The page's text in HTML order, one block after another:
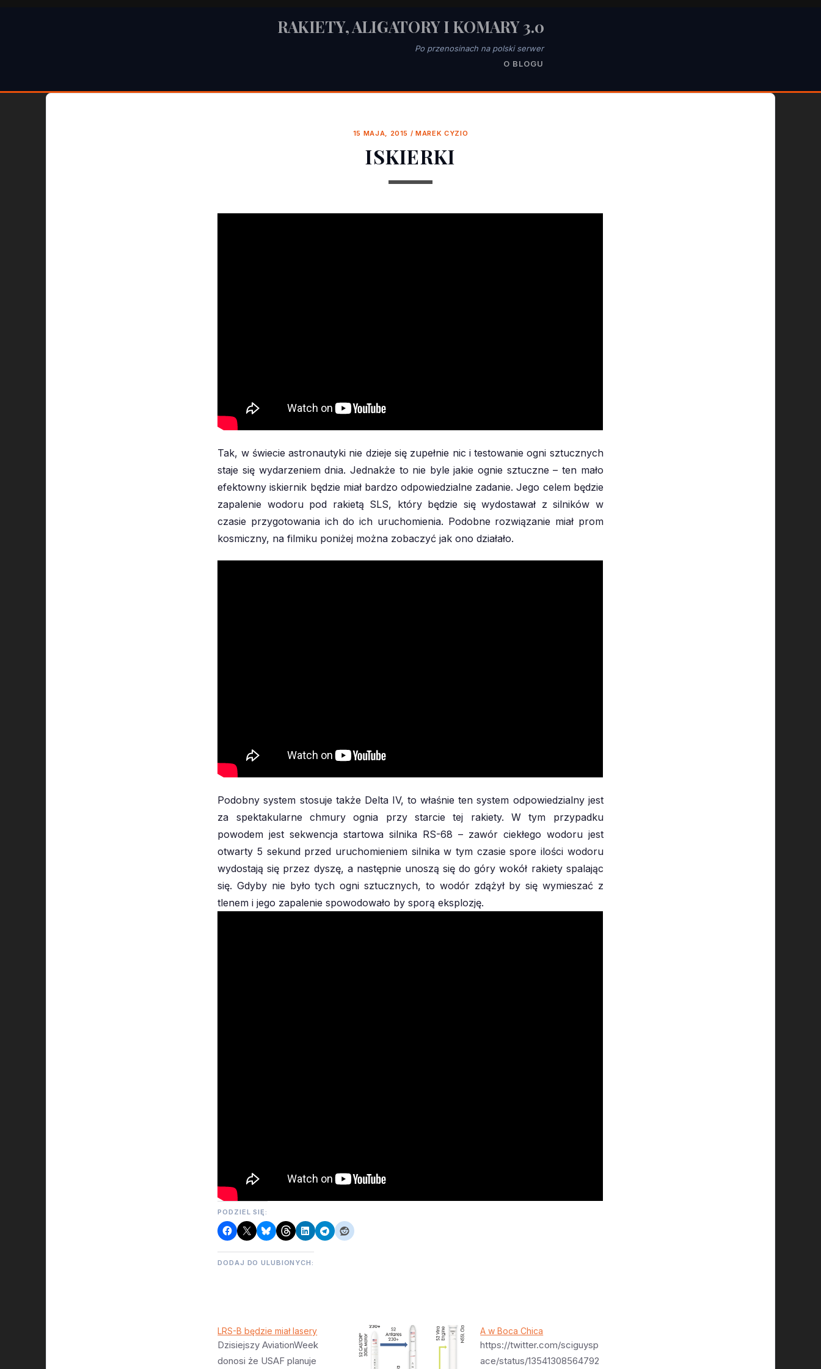
RAKIETY, ALIGATORY I KOMARY 3.0
Po przenosinach na polski serwer
O BLOGU
15 MAJA, 2015 /MAREK CYZIO
ISKIERKI
Tak, w świecie astronautyki nie dzieje się zupełnie nic i testowanie ogni sztucznych
staje się wydarzeniem dnia. Jednakże to nie byle jakie ognie sztuczne – ten mało
efektowny iskiernik będzie miał bardzo odpowiedzialne zadanie. Jego celem będzie
zapalenie wodoru pod rakietą SLS, który będzie się wydostawał z silników w
czasie przygotowania ich do ich uruchomienia. Podobne rozwiązanie miał prom
kosmiczny, na filmiku poniżej można zobaczyć jak ono działało.
Podobny system stosuje także Delta IV, to właśnie ten system odpowiedzialny jest
za spektakularne chmury ognia przy starcie tej rakiety. W tym przypadku
powodem jest sekwencja startowa silnika RS-68 – zawór ciekłego wodoru jest
otwarty 5 sekund przed uruchomieniem silnika w tym czasie spore ilości wodoru
wydostają się przez dyszę, a następnie unoszą się do góry wokół rakiety spalając
się. Gdyby nie było tych ogni sztucznych, to wodór zdążył by się wymieszać z
tlenem i jego zapalenie spowodowało by sporą eksplozję.
PODZIEL SIĘ:
DODAJ DO ULUBIONYCH:
LRS-B będzie miał lasery
Dzisiejszy AviationWeek
donosi że USAF planuje
A w Boca Chica
https://twitter.com/sciguysp
ace/status/13541308564792